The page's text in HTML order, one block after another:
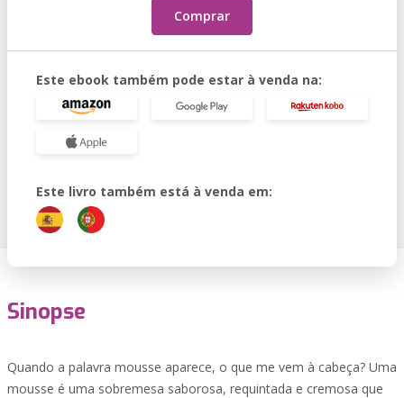
Comprar
Este ebook também pode estar à venda na:
Este livro também está à venda em:
Sinopse
Quando a palavra mousse aparece, o que me vem à cabeça? Uma
mousse é uma sobremesa saborosa, requintada e cremosa que